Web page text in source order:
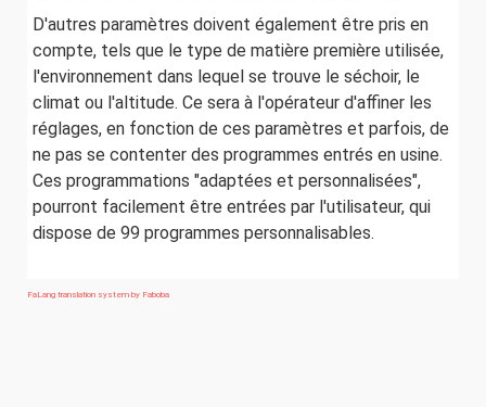
D'autres paramètres doivent également être pris en
compte, tels que le type de matière première utilisée,
l'environnement dans lequel se trouve le séchoir, le
climat ou l'altitude. Ce sera à l'opérateur d'affiner les
réglages, en fonction de ces paramètres et parfois, de
ne pas se contenter des programmes entrés en usine.
Ces programmations "adaptées et personnalisées",
pourront facilement être entrées par l'utilisateur, qui
dispose de 99 programmes personnalisables.
FaLang translation system by Faboba